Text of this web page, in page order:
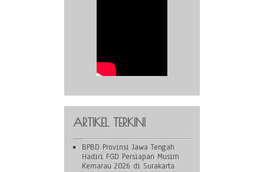
ARTIKEL TERKINI
BPBD Provinsi Jawa Tengah
Hadiri FGD Persiapan Musim
Kemarau 2026 di Surakarta